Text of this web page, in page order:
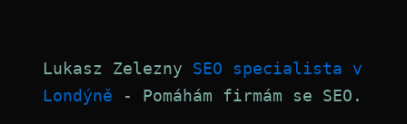
Lukasz Zelezny SEO specialista v
Londýně - Pomáhám firmám se SEO.